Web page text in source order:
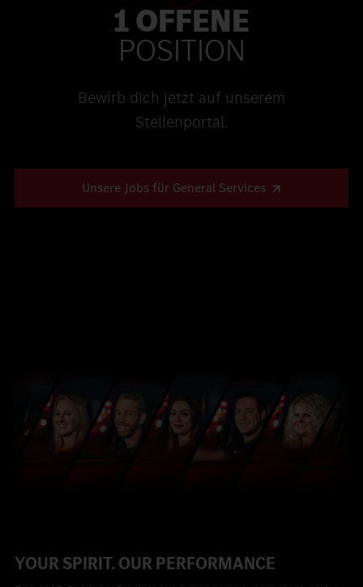
1 OFFENE
POSITION
Bewirb dich jetzt auf unserem
Stellenportal.
Unsere Jobs für General Services
YOUR SPIRIT. OUR PERFORMANCE